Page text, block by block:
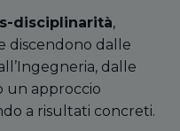
disciplinarità,
discendono dalle
dalle
un approccio
a risultati concreti.